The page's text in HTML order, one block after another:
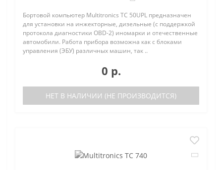
Бортовой компьютер Multitronics TC 50UPL предназначен
для установки на инжекторные, дизельные (с поддержкой
протокола диагностики OBD-2) иномарки и отечественные
автомобили. Работа прибора возможна как с блоками
управления (ЭБУ) различных машин, так ..
0 р.
НЕТ В НАЛИЧИИ (НЕ ПРОИЗВОДИТСЯ)